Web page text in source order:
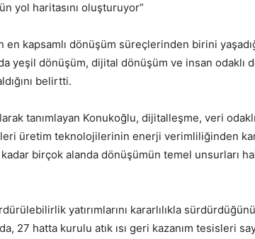
yol haritasını oluşturuyor”
kapsamlı dönüşüm süreçlerinden birini
yeşil dönüşüm, dijital dönüşüm ve insan odaklı
belirtti.
tanımlayan Konukoğlu, dijitalleşme, veri
üretim teknolojilerinin enerji verimliliğinden
kadar birçok alanda dönüşümün temel unsurları
yatırımlarını kararlılıkla
27 hatta kurulu atık ısı geri kazanım tesisleri